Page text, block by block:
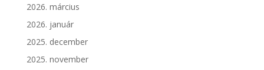
2026. március
2026. január
2025. december
2025. november